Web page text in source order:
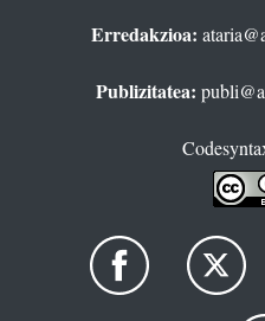
Erredakzioa:
Publizitatea: